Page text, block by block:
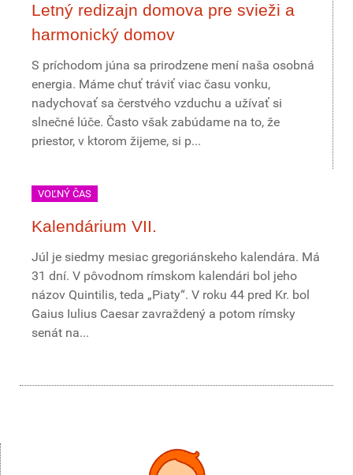
Letný redizajn domova pre svieži a
harmonický domov
S príchodom júna sa prirodzene mení naša osobná
energia. Máme chuť tráviť viac času vonku,
nadychovať sa čerstvého vzduchu a užívať si
slnečné lúče. Často však zabúdame na to, že
priestor, v ktorom žijeme, si p...
VOĽNÝ ČAS
Kalendárium VII.
Júl je siedmy mesiac gregoriánskeho kalendára. Má
31 dní. V pôvodnom rímskom kalendári bol jeho
názov Quintilis, teda „Piaty“. V roku 44 pred Kr. bol
Gaius Iulius Caesar zavraždený a potom rímsky
senát na...